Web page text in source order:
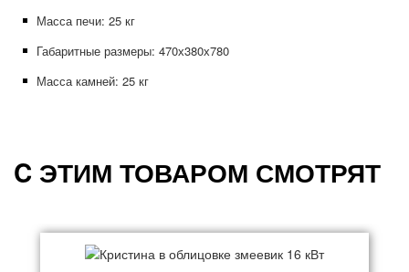
Масса печи: 25 кг
Габаритные размеры: 470х380х780
Масса камней: 25 кг
C ЭТИМ ТОВАРОМ СМОТРЯТ